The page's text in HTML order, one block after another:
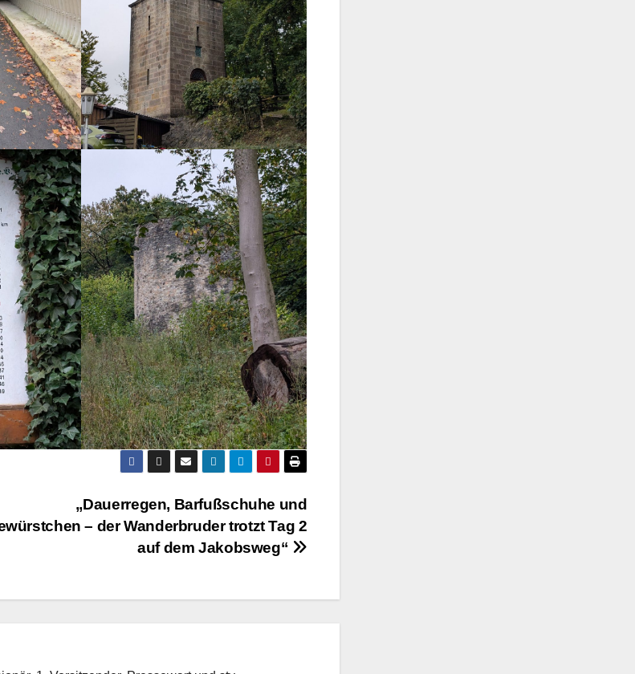
„Dauerregen, Barfußschuhe und
– der Wanderbruder trotzt Tag 2
auf dem Jakobsweg“